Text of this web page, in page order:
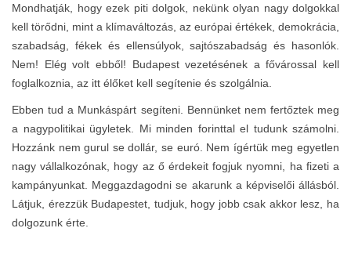
Mondhatják, hogy ezek piti dolgok, nekünk olyan nagy dolgokkal
kell törődni, mint a klímaváltozás, az európai értékek, demokrácia,
szabadság, fékek és ellensúlyok, sajtószabadság és hasonlók.
Nem! Elég volt ebből! Budapest vezetésének a fővárossal kell
foglalkoznia, az itt élőket kell segítenie és szolgálnia.
Ebben tud a Munkáspárt segíteni. Bennünket nem fertőztek meg
a nagypolitikai ügyletek. Mi minden forinttal el tudunk számolni.
Hozzánk nem gurul se dollár, se euró. Nem ígértük meg egyetlen
nagy vállalkozónak, hogy az ő érdekeit fogjuk nyomni, ha fizeti a
kampányunkat. Meggazdagodni se akarunk a képviselői állásból.
Látjuk, érezzük Budapestet, tudjuk, hogy jobb csak akkor lesz, ha
dolgozunk érte.